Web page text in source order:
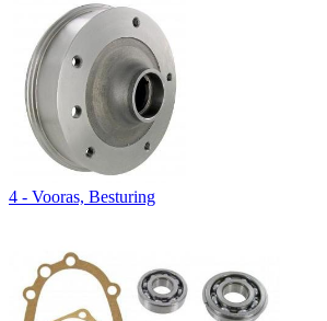
4 - Vooras, Besturing